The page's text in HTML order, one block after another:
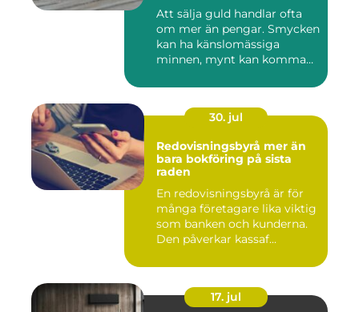
Att sälja guld handlar ofta
om mer än pengar. Smycken
kan ha känslomässiga
minnen, mynt kan komma
30. jul
Redovisningsbyrå mer än
bara bokföring på sista
raden
En redovisningsbyrå är för
många företagare lika viktig
som banken och kunderna.
Den påverkar kassaf...
17. jul